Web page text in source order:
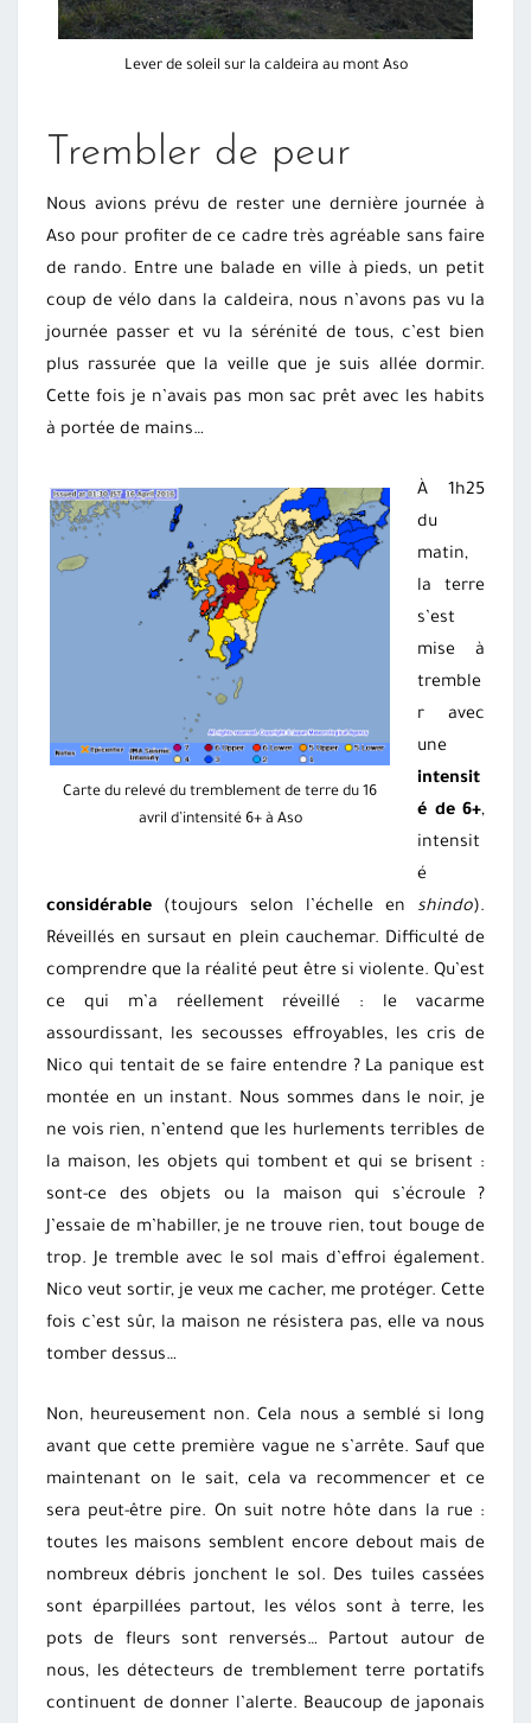
Lever de soleil sur la caldeira au mont Aso
Trembler de peur
Nous avions prévu de rester une dernière journée à
Aso pour profiter de ce cadre très agréable sans faire
de rando. Entre une balade en ville à pieds, un petit
coup de vélo dans la caldeira, nous n’avons pas vu la
journée passer et vu la sérénité de tous, c’est bien
plus rassurée que la veille que je suis allée dormir.
Cette fois je n’avais pas mon sac prêt avec les habits
à portée de mains…
Carte du relevé du tremblement de terre du 16
avril d’intensité 6+ à Aso
À 1h25
du
matin,
la terre
s’est
mise à
tremble
r avec
une
intensit
é de 6+,
intensit
é
considérable (toujours selon l’échelle en shindo).
Réveillés en sursaut en plein cauchemar. Difficulté de
comprendre que la réalité peut être si violente. Qu’est
ce qui m’a réellement réveillé : le vacarme
assourdissant, les secousses effroyables, les cris de
Nico qui tentait de se faire entendre ? La panique est
montée en un instant. Nous sommes dans le noir, je
ne vois rien, n’entend que les hurlements terribles de
la maison, les objets qui tombent et qui se brisent :
sont-ce des objets ou la maison qui s’écroule ?
J’essaie de m’habiller, je ne trouve rien, tout bouge de
trop. Je tremble avec le sol mais d’effroi également.
Nico veut sortir, je veux me cacher, me protéger. Cette
fois c’est sûr, la maison ne résistera pas, elle va nous
tomber dessus…
Non, heureusement non. Cela nous a semblé si long
avant que cette première vague ne s’arrête. Sauf que
maintenant on le sait, cela va recommencer et ce
sera peut-être pire. On suit notre hôte dans la rue :
toutes les maisons semblent encore debout mais de
nombreux débris jonchent le sol. Des tuiles cassées
sont éparpillées partout, les vélos sont à terre, les
pots de fleurs sont renversés… Partout autour de
nous, les détecteurs de tremblement terre portatifs
continuent de donner l’alerte. Beaucoup de japonais